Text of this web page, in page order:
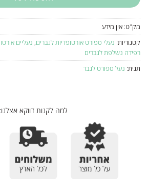
מק"ט: אין מידע
קטגוריות: נעלי ספורט אורטופדיות לגברים, נעליים
רפידה נשלפת לגברים
תגית: נעל ספורט לגבר
למה לקנות דווקא אצלנו: